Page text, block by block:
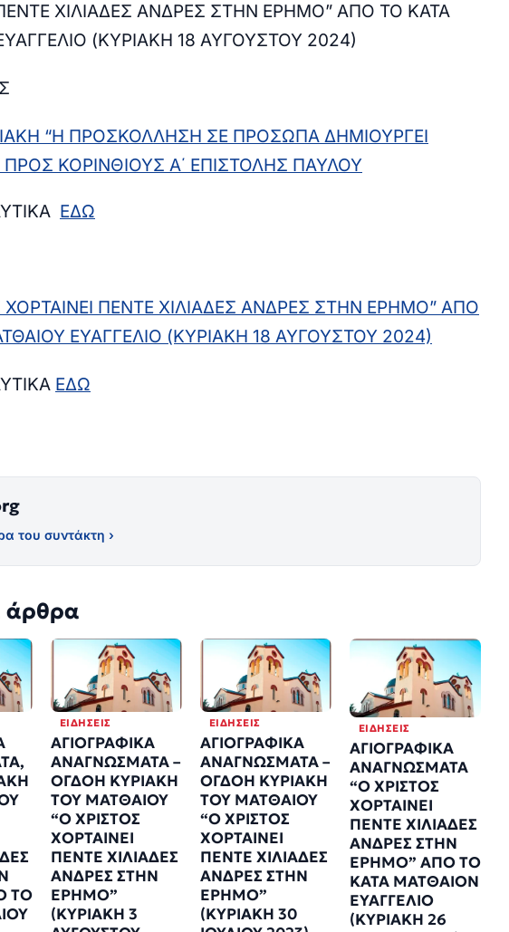
ΧΙΛΙΑΔΕΣ ΑΝΔΡΕΣ ΣΤΗΝ ΕΡΗΜΟ” ΑΠΟ ΤΟ ΚΑΤΑ
(ΚΥΡΙΑΚΗ 18 ΑΥΓΟΥΣΤΟΥ 2024)
“Η ΠΡΟΣΚΟΛΛΗΣΗ ΣΕ ΠΡΟΣΩΠΑ ΔΗΜΙΟΥΡΓΕΙ
ΠΡΟΣ ΚΟΡΙΝΘΙΟΥΣ Α΄ ΕΠΙΣΤΟΛΗΣ ΠΑΥΛΟΥ
ΕΔΩ
ΧΟΡΤΑΙΝΕΙ ΠΕΝΤΕ ΧΙΛΙΑΔΕΣ ΑΝΔΡΕΣ ΣΤΗΝ ΕΡΗΜΟ” ΑΠΟ
ΕΥΑΓΓΕΛΙΟ (ΚΥΡΙΑΚΗ 18 ΑΥΓΟΥΣΤΟΥ 2024)
ΕΔΩ
του συντάκτη ›
άρθρα
ΤΟ
ΕΙΔΉΣΕΙΣ
ΑΓΙΟΓΡΑΦΙΚΑ
ΑΝΑΓΝΩΣΜΑΤΑ –
ΟΓΔΟΗ ΚΥΡΙΑΚΗ
ΤΟΥ ΜΑΤΘΑΙΟΥ
“Ο ΧΡΙΣΤΟΣ
ΧΟΡΤΑΙΝΕΙ
ΠΕΝΤΕ ΧΙΛΙΑΔΕΣ
ΑΝΔΡΕΣ ΣΤΗΝ
ΕΡΗΜΟ”
(ΚΥΡΙΑΚΗ 3
ΕΙΔΉΣΕΙΣ
ΑΓΙΟΓΡΑΦΙΚΑ
ΑΝΑΓΝΩΣΜΑΤΑ –
ΟΓΔΟΗ ΚΥΡΙΑΚΗ
ΤΟΥ ΜΑΤΘΑΙΟΥ
“Ο ΧΡΙΣΤΟΣ
ΧΟΡΤΑΙΝΕΙ
ΠΕΝΤΕ ΧΙΛΙΑΔΕΣ
ΑΝΔΡΕΣ ΣΤΗΝ
ΕΡΗΜΟ”
(ΚΥΡΙΑΚΗ 30
ΕΙΔΉΣΕΙΣ
ΑΓΙΟΓΡΑΦΙΚΑ
ΑΝΑΓΝΩΣΜΑΤΑ
“Ο ΧΡΙΣΤΟΣ
ΧΟΡΤΑΙΝΕΙ
ΠΕΝΤΕ ΧΙΛΙΑΔΕΣ
ΑΝΔΡΕΣ ΣΤΗΝ
ΕΡΗΜΟ” ΑΠΟ ΤΟ
ΚΑΤΑ ΜΑΤΘΑΙΟΝ
ΕΥΑΓΓΕΛΙΟ
(ΚΥΡΙΑΚΗ 26